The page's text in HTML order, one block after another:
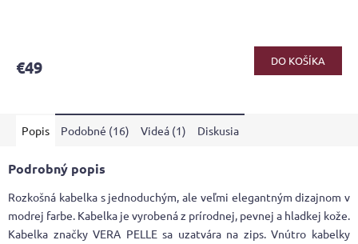
je
hviezdičiek.
€49 DO KOŠÍKA
Popis Podobné (16) Videá (1) Diskusia
Podrobný popis
Rozkošná kabelka s jednoduchým, ale veľmi elegantným dizajnom v
modrej farbe. Kabelka je vyrobená z prírodnej, pevnej a hladkej kože.
Kabelka značky VERA PELLE sa uzatvára na zips. Vnútro kabelky